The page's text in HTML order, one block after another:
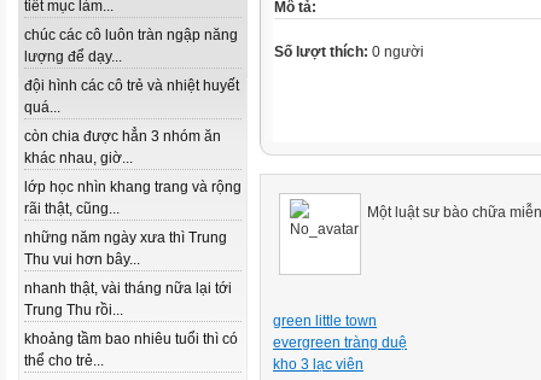
tiết mục làm...
chúc các cô luôn tràn ngập năng
lượng để dạy...
đội hình các cô trẻ và nhiệt huyết
quá...
còn chia được hẳn 3 nhóm ăn
khác nhau, giờ...
lớp học nhìn khang trang và rộng
rãi thật, cũng...
những năm ngày xưa thì Trung
Thu vui hơn bây...
nhanh thật, vài tháng nữa lại tới
Trung Thu rồi...
khoảng tầm bao nhiêu tuổi thì có
thể cho trẻ...
Mô tả:
Số lượt thích: 0 người
Một luật sư bào chữa
green little town
evergreen tràng duệ
kho 3 lạc viên